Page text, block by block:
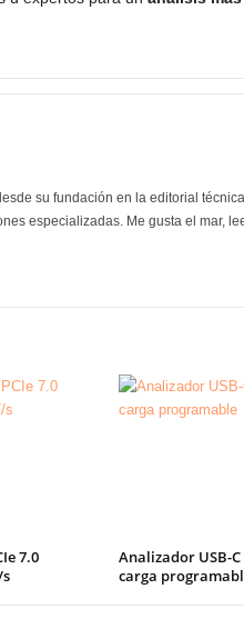
su fundación en la editorial
especializadas. Me gusta el mar,
7.0
Analizador USB-
carga